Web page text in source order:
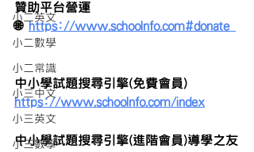
小二英文
小二數學
小二常識
小三中文
小三英文
小三數學
贊助平台營運
🌐 https://www.schoolnfo.com#donate
中小學試題搜尋引擎(免費會員)
https://www.schoolnfo.com/index
中小學試題搜尋引擎(進階會員)導學之友